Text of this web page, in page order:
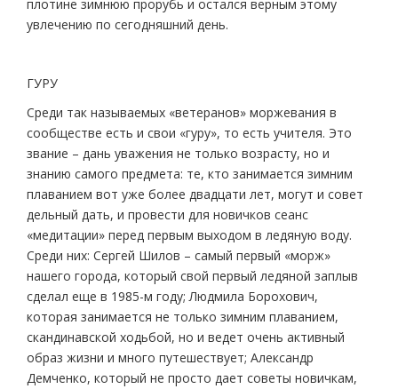
плотине зимнюю прорубь и остался верным этому
увлечению по сегодняшний день.
ГУРУ
Среди так называемых «ветеранов» моржевания в
сообществе есть и свои «гуру», то есть учителя. Это
звание – дань уважения не только возрасту, но и
знанию самого предмета: те, кто занимается зимним
плаванием вот уже более двадцати лет, могут и совет
дельный дать, и провести для новичков сеанс
«медитации» перед первым выходом в ледяную воду.
Среди них: Сергей Шилов – самый первый «морж»
нашего города, который свой первый ледяной заплыв
сделал еще в 1985-м году; Людмила Борохович,
которая занимается не только зимним плаванием,
скандинавской ходьбой, но и ведет очень активный
образ жизни и много путешествует; Александр
Демченко, который не просто дает советы новичкам,